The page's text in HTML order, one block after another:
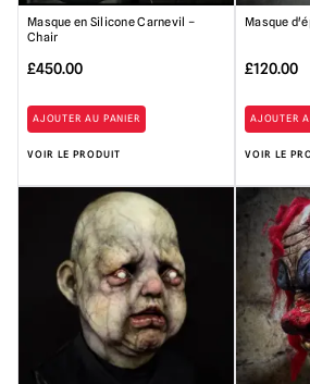
Masque en Silicone Carnevil –
Chair
£450.00
AJOUTER AU PANIER
VOIR LE PRODUIT
Masque
£120.00
AJOUTER
VOIR LE